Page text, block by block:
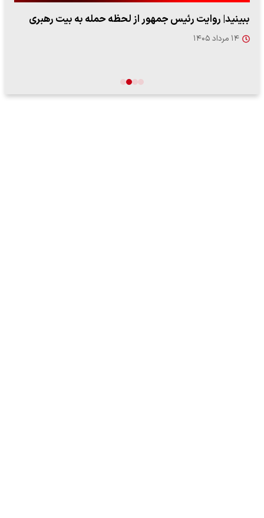
ببینید| روایت رئیس جمهور از لحظه حمله به بیت رهبری
۱۴ مرداد ۱۴۰۵